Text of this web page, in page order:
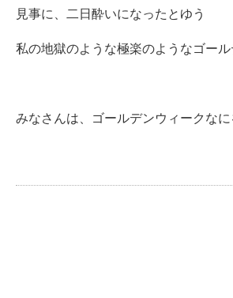
見事に、二日酔いになったとゆう
私の地獄のような極楽のようなゴー
みなさんは、ゴールデンウィークなに